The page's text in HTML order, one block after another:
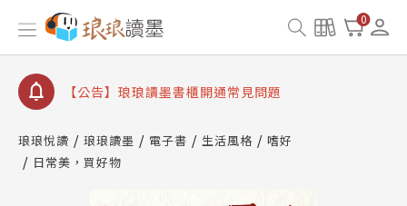
0
【公告】琅琅讀墨數位閱讀資產合併與書櫃開通申請
【公告】琅琅讀墨 3 分鐘完成書櫃開通與資產合併申
【公告】琅琅書店服務升級重要說明及資產合併結果
查詢
琅琅悅讀 琅琅讀墨 電子書 生活風格
嗜好
日常美，買好物